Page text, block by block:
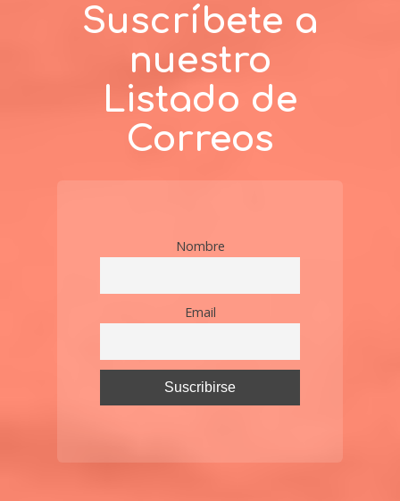
Suscríbete a
nuestro
Listado de
Correos
Nombre
Email